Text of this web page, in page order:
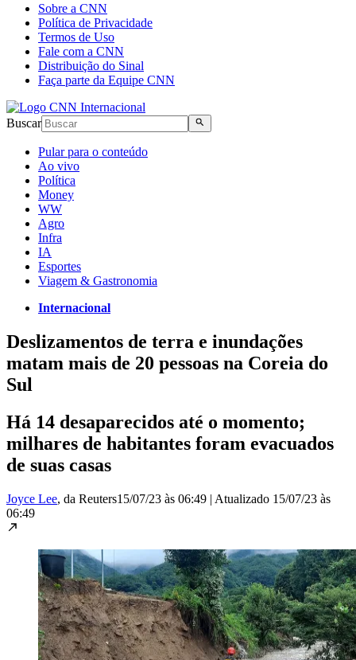
Sobre a CNN
Política de Privacidade
Termos de Uso
Fale com a CNN
Distribuição do Sinal
Faça parte da Equipe CNN
Buscar
Pular para o conteúdo
Ao vivo
Política
Money
WW
Agro
Infra
IA
Esportes
Viagem & Gastronomia
Internacional
Deslizamentos de terra e inundações
matam mais de 20 pessoas na Coreia do
Sul
Há 14 desaparecidos até o momento;
milhares de habitantes foram evacuados
de suas casas
Joyce Lee, da Reuters15/07/23 às 06:49 | Atualizado 15/07/23 às
06:49